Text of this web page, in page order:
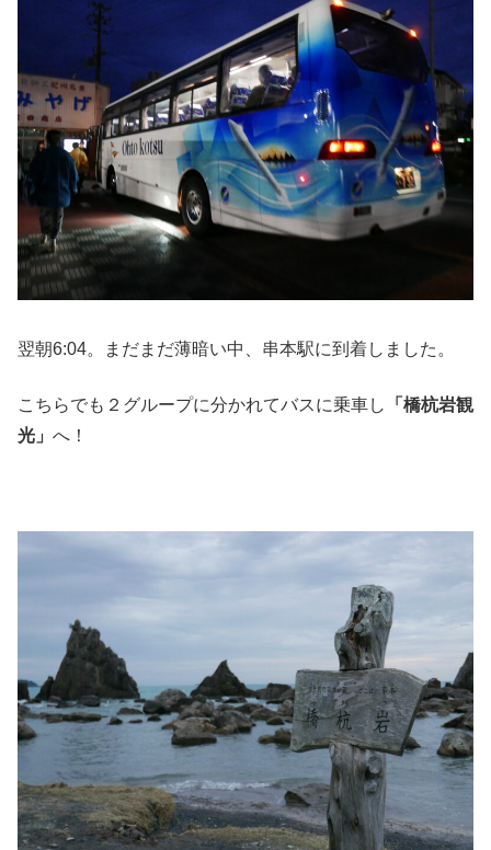
翌朝6:04。まだまだ薄暗い中、串本駅に到着しました。
こちらでも２グループに分かれてバスに乗車し
「橋杭岩観
光」 へ！